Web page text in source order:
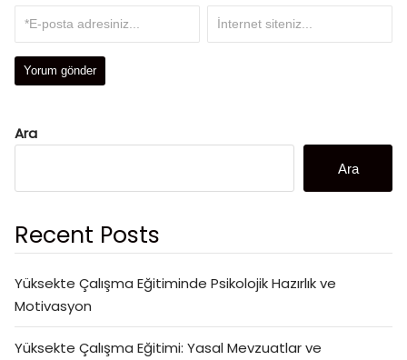
Ara
Ara
Recent Posts
Yüksekte Çalışma Eğitiminde Psikolojik Hazırlık ve
Motivasyon
Yüksekte Çalışma Eğitimi: Yasal Mevzuatlar ve